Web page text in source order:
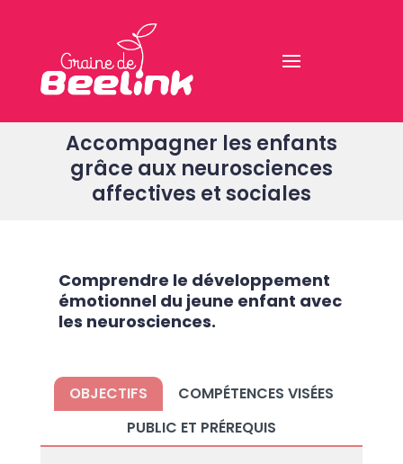
Accompagner les enfants
grâce aux neurosciences
affectives et sociales
Comprendre le développement
émotionnel du jeune enfant avec
les neurosciences.
OBJECTIFS
COMPÉTENCES VISÉES
PUBLIC ET PRÉREQUIS